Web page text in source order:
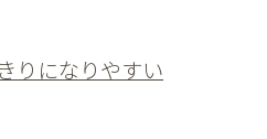
りになりやすい